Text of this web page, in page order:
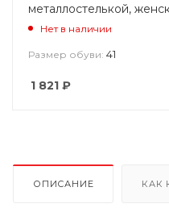
металлостелькой,
Нет в наличии
Размер обуви: 41
1 821 ₽
ОПИСАНИЕ КАК